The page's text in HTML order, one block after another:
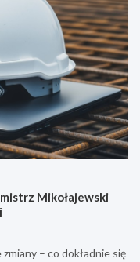
Mikołajewski
– co dokładnie się